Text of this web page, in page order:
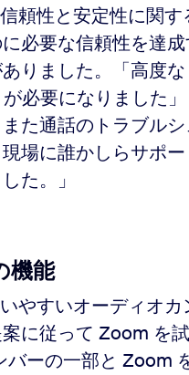
頼性と安定性に関す
必要な信頼性を達
りました。「高度
必要になりました
また通話のトラブル
場に誰かしらサポ
た。」
機能
やすいオーディオ
に従って Zoom を
バーの一部と Zoom